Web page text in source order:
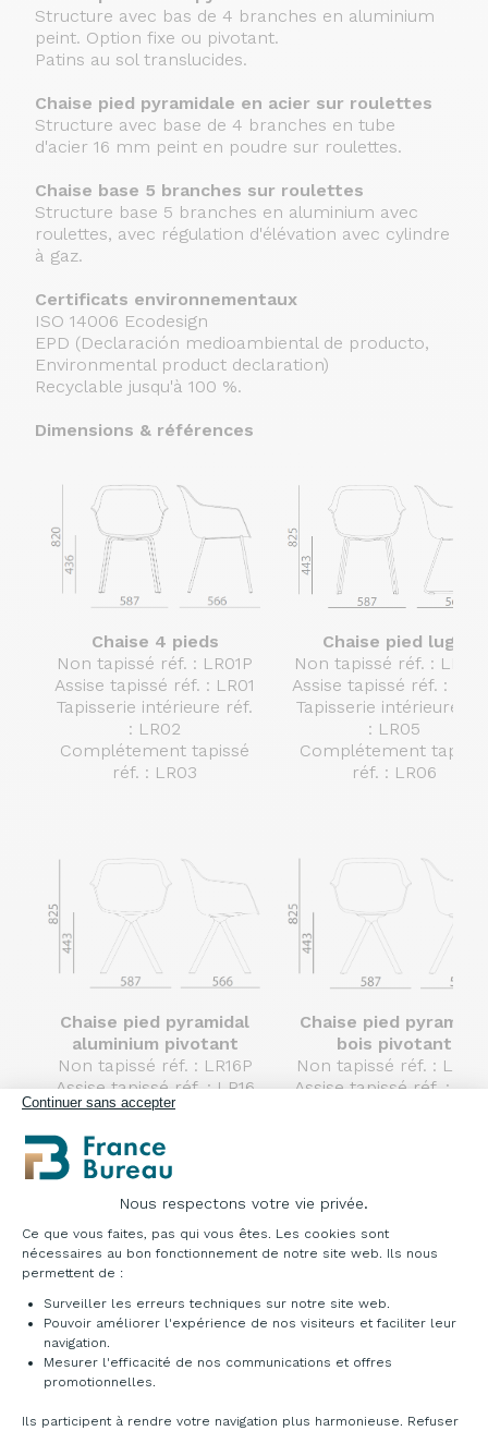
Continuer sans accepter
Nous respectons votre vie privée.
Plateforme de Gestion du Consentement :
Ce que vous faites, pas qui vous êtes. Les cookies sont
nécessaires au bon fonctionnement de notre site web. Ils nous
permettent de :
Surveiller les erreurs techniques sur notre site web.
Pouvoir améliorer l'expérience de nos visiteurs et faciliter leur
navigation.
Mesurer l'efficacité de nos communications et offres
promotionnelles.
Ils participent à rendre votre navigation plus harmonieuse. Refuser
Axeptio consent
Structure avec bas de 4 branches en aluminium
peint. Option fixe ou pivotant.
Patins au sol translucides.
Chaise pied pyramidale en acier sur roulettes
Structure avec base de 4 branches en tube
d'acier 16 mm peint en poudre sur roulettes.
Chaise base 5 branches sur roulettes
Structure base 5 branches en aluminium avec
roulettes, avec régulation d'élévation avec cylindre
à gaz.
Certificats environnementaux
ISO 14006 Ecodesign
EPD (Declaración medioambiental de producto,
Environmental product declaration)
Recyclable jusqu'à 100 %.
Dimensions & références
Chaise 4 pieds
Non tapissé réf. : LR01P
Assise tapissé réf. : LR01
Tapisserie intérieure réf.
: LR02
Complétement tapissé
réf. : LR03
Chaise pied luge
Non tapissé réf. :
Assise tapissé réf. :
Tapisserie intérieure
: LR05
Complétement tapissé
réf. : LR06
Chaise pied pyramidal
aluminium pivotant
Non tapissé réf. : LR16P
Assise tapissé réf. : LR16
Tapisserie intérieure réf.
Complétement tapissé
réf. : LR18
Chaise pied pyramidal
bois pivotant
Non tapissé réf. :
Assise tapissé réf. :